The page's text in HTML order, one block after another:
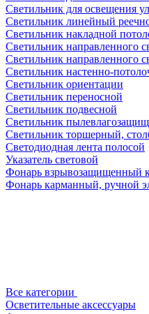
Светильник для освещения
Светильник линейный
Светильник накладной
Светильник направленного
Светильник направленного
Светильник настенно-
Светильник ориентации
Светильник переносной
Светильник подвесной
Светильник
Светильник торшерный,
Светодиодная лента полосой
Указатель световой
Фонарь взрывозащищенный
Фонарь карманный, ручной
Все категории
Осветительные аксессуары